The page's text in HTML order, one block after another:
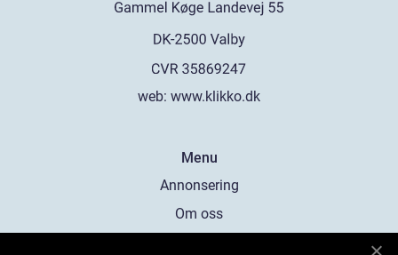
web: www.klikko.dk
Menu
Annonsering
Om oss